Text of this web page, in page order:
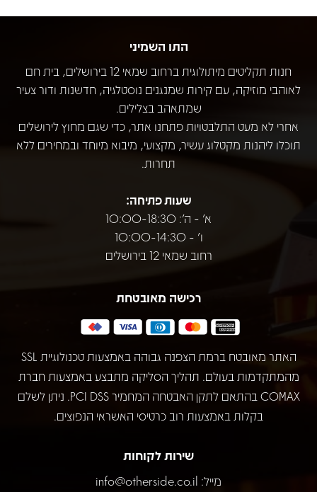
התו השמיני
חנות תקליטים מיתולוגית ברחוב שמאי 12 בירושלים, בית חם
לאוהבי מוזיקה, עם קירות שמנגנים נוסטלגיה, חדשנות ודור צעיר
שמתאהב בצלילים.
אחרי לא מעט התלבטויות פתחנו אתר, כדי שגם מחוץ לירושלים
תוכלו ליהנות מקטלוג עשיר, מקצועי, מיבוא מיוחד ובמחירים ללא
תחרות.
שעות פתיחה:
א' - ה': 10:00-18:30
ו' - 10:00-14:30
רחוב שמאי 12 בירושלים
רכישה מאובטחת
האתר מאובטח ברמת הצפנה גבוהה באמצעות טכנולוגיית SSL
מהמתקדמות בעולם. תהליך הסליקה מתבצע באמצעות חברת
COMAX בהתאם לתקן האבטחה המחמיר PCI DSS. ניתן לשלם
בקלות באמצעות רוב כרטיסי האשראי הנפוצים.
שירות לקוחות
מייל: info@otherside.co.il